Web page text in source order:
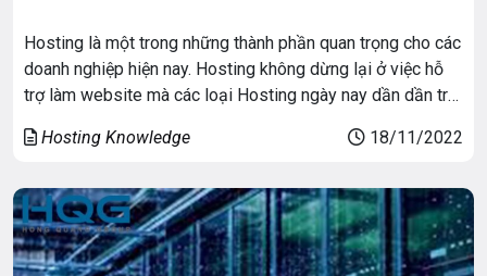
Hosting là một trong những thành phần quan trọng cho các
doanh nghiệp hiện nay. Hosting không dừng lại ở việc hỗ
trợ làm website mà các loại Hosting ngày nay dần dần trở
lập hệ thống website vận hành theo tuy mục […]
Hosting Knowledge 18/11/2022